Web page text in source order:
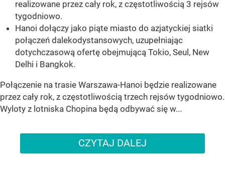
realizowane przez cały rok, z częstotliwością 3 rejsów
tygodniowo.
Hanoi dołączy jako piąte miasto do azjatyckiej siatki
połączeń dalekodystansowych, uzupełniając
dotychczasową ofertę obejmującą Tokio, Seul, New
Delhi i Bangkok.
Połączenie na trasie Warszawa-Hanoi będzie realizowane
przez cały rok, z częstotliwością trzech rejsów tygodniowo.
Wyloty z lotniska Chopina będą odbywać się w...
CZYTAJ DALEJ